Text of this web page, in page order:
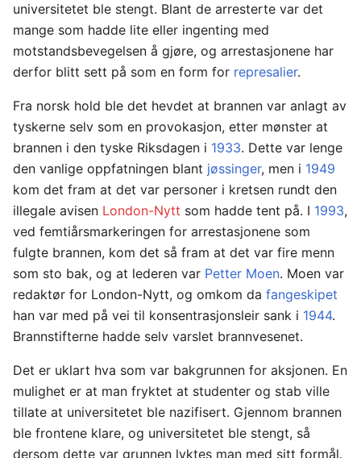
universitetet ble stengt. Blant de arresterte var det
mange som hadde lite eller ingenting med
motstandsbevegelsen å gjøre, og arrestasjonene har
derfor blitt sett på som en form for represalier.
Fra norsk hold ble det hevdet at brannen var anlagt av
tyskerne selv som en provokasjon, etter mønster at
brannen i den tyske Riksdagen i 1933. Dette var lenge
den vanlige oppfatningen blant jøssinger, men i 1949
kom det fram at det var personer i kretsen rundt den
illegale avisen London-Nytt som hadde tent på. I 1993,
ved femtiårsmarkeringen for arrestasjonene som
fulgte brannen, kom det så fram at det var fire menn
som sto bak, og at lederen var Petter Moen. Moen var
redaktør for London-Nytt, og omkom da fangeskipet
han var med på vei til konsentrasjonsleir sank i 1944.
Brannstifterne hadde selv varslet brannvesenet.
Det er uklart hva som var bakgrunnen for aksjonen. En
mulighet er at man fryktet at studenter og stab ville
tillate at universitetet ble nazifisert. Gjennom brannen
ble frontene klare, og universitetet ble stengt, så
dersom dette var grunnen lyktes man med sitt formål.